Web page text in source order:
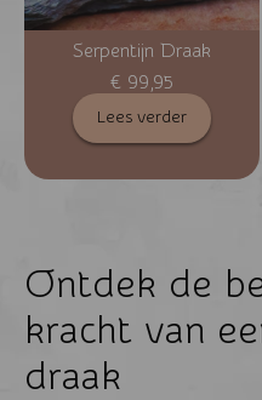
Serpentijn Draak
€ 99,95
Lees verder
Ontdek de
kracht van
draak